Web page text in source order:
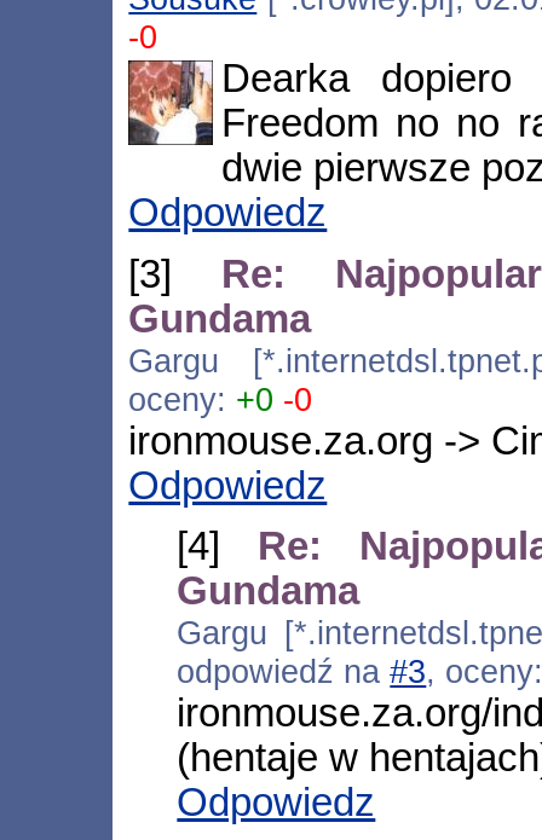
-0
Dearka
Freedom no no
dwie pierwsze
Odpowiedz
[3] Re:
Gundama
Gargu
oceny: +0 -0
ironmouse.za.org ->
Odpowiedz
[4] Re:
Gundama
Gargu
odpowiedź na#3,
ironmouse.za.org/
(hentaje w
Odpowiedz